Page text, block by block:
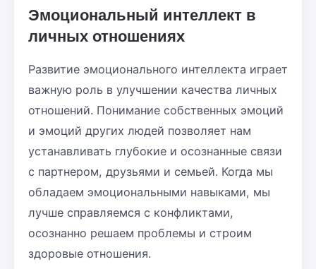
Эмоциональный интеллект в
личных отношениях
Развитие эмоционального интеллекта играет
важную роль в улучшении качества личных
отношений. Понимание собственных эмоций
и эмоций других людей позволяет нам
устанавливать глубокие и осознанные связи
с партнером, друзьями и семьей. Когда мы
обладаем эмоциональными навыками, мы
лучше справляемся с конфликтами,
осознанно решаем проблемы и строим
здоровые отношения.